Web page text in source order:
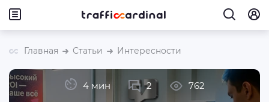
Главная Статьи Интересности
4 мин 2 762